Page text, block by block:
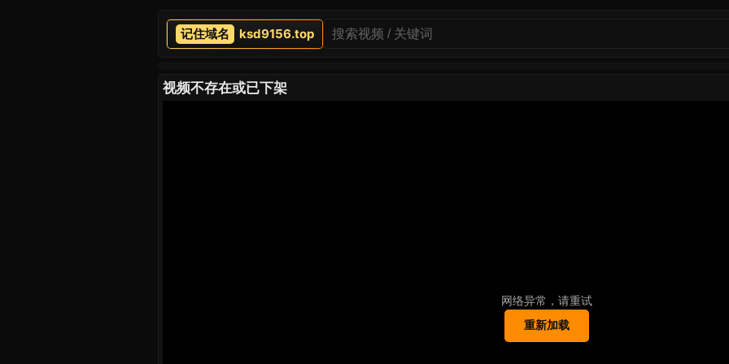
ksd9156.top
视频不存在或已下架
网络异常，请重试
重新加载